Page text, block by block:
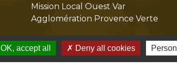
Mission Local Ouest Var
Agglomération Provence Verte
OK, accept all Deny all cookies